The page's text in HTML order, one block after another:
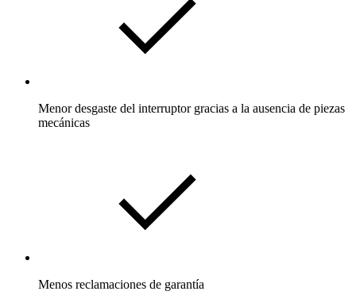
Menor desgaste del interruptor gracias a la ausencia de piezas
mecánicas
Menos reclamaciones de garantía